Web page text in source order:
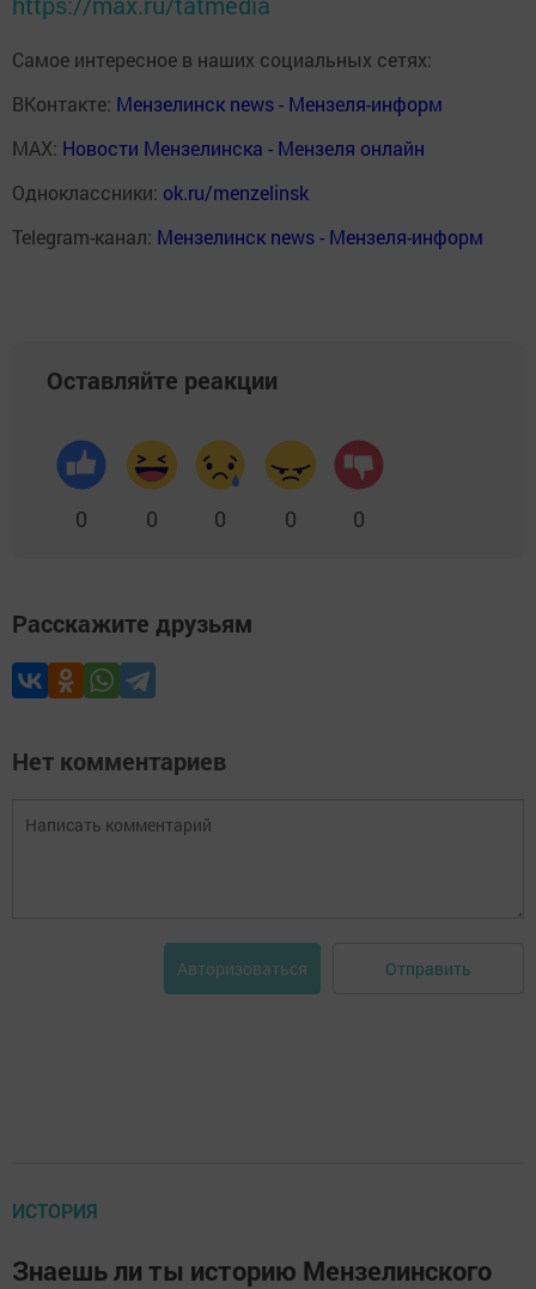
Самое интересное в наших социальных сетях:
ВКонтакте: Мензелинск news - Мензеля-информ
MAX: Новости Мензелинска - Мензеля онлайн
Одноклассники: ok.ru/menzelinsk
Telegram-канал: Мензелинск news - Мензеля-информ
Оставляйте реакции
0 0 0 0 0
Расскажите друзьям
Нет комментариев
Авторизоваться Отправить
ИСТОРИЯ
Знаешь ли ты историю Мензелинского